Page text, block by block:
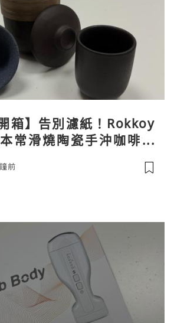
箱】告別濾紙！Rokkoy
常滑燒陶瓷手沖咖啡組
評價
前